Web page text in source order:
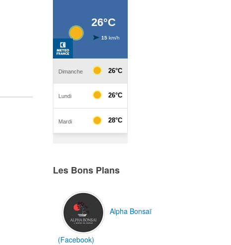
Les Bons Plans
Alpha Bonsaï
(Facebook)